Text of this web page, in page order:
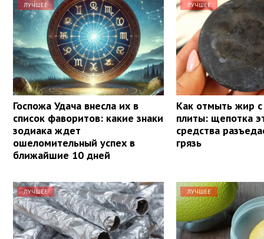
ЛУЧШЕЕ
Госпожа Удача внесла их в
список фаворитов: какие знаки
зодиака ждет
ошеломительный успех в
ближайшие 10 дней
ЛУЧШЕЕ
Как отмыть жир с
плиты: щепотка
средства
грязь
ЛУЧШЕЕ ЛУЧШЕЕ